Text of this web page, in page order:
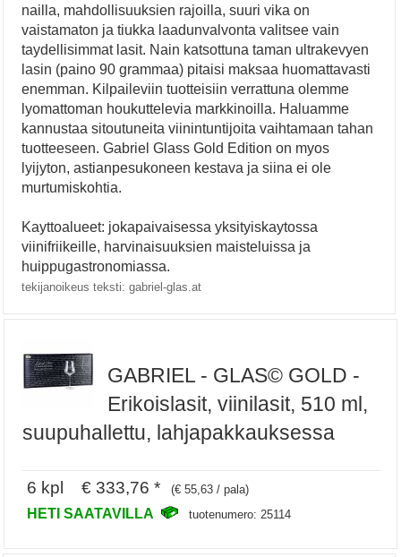
nailla, mahdollisuuksien rajoilla, suuri vika on
vaistamaton ja tiukka laadunvalvonta valitsee vain
taydellisimmat lasit. Nain katsottuna taman ultrakevyen
lasin (paino 90 grammaa) pitaisi maksaa huomattavasti
enemman. Kilpaileviin tuotteisiin verrattuna olemme
lyomattoman houkuttelevia markkinoilla. Haluamme
kannustaa sitoutuneita viinintuntijoita vaihtamaan tahan
tuotteeseen. Gabriel Glass Gold Edition on myos
lyijyton, astianpesukoneen kestava ja siina ei ole
murtumiskohtia.
Kayttoalueet: jokapaivaisessa yksityiskaytossa
viinifriikeille, harvinaisuuksien maisteluissa ja
huippugastronomiassa.
tekijanoikeus teksti: gabriel-glas.at
GABRIEL - GLAS© GOLD -
Erikoislasit, viinilasit, 510 ml,
suupuhallettu, lahjapakkauksessa
6 kpl € 333,76 * (€ 55,63 / pala)
HETI SAATAVILLA tuotenumero: 25114